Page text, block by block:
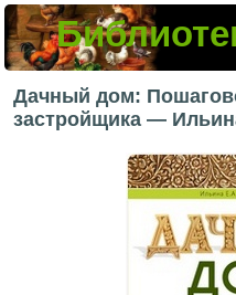
Дачный дом:
застройщика —